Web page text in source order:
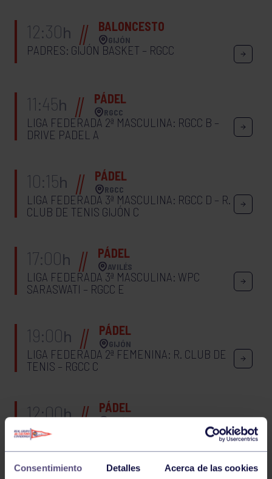
Consentimiento Detalles Acerca de las cookies
12:30h BALONCESTO
GIJÓN
PADRES: GIJÓN BASKET – RGCC
11:45h PÁDEL
RGCC
LIGA FEDERADA 2ª MASCULINA: RGCC B –
DRIVE PADEL A
10:15h PÁDEL
RGCC
LIGA FEDERADA 3ª MASCULINA: RGCC D – R.
CLUB DE TENIS GIJÓN C
17:00h PÁDEL
AVILÉS
LIGA FEDERADA 3ª MASCULINA: WPC
SARASWATI – RGCC E
19:00h PÁDEL
GIJÓN
LIGA FEDERADA 2ª FEMENINA: R. CLUB DE
TENIS – RGCC C
12:00h PÁDEL
GIJÓN
LIGA FEDERADA 3ª FEMENINA: CNSO BREAK
POINT – C.N. SANTA OLAYA